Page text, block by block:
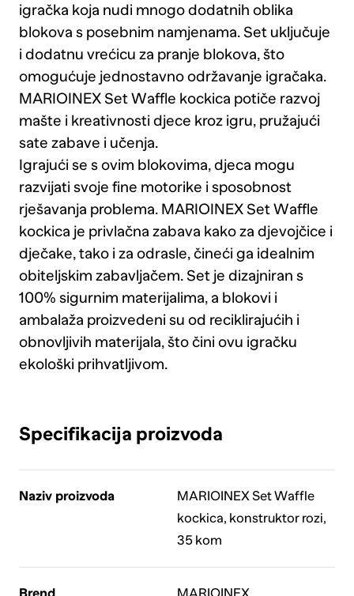
igračka koja nudi mnogo dodatnih oblika
blokova s posebnim namjenama. Set uključuje
i dodatnu vrećicu za pranje blokova, što
omogućuje jednostavno održavanje igračaka.
MARIOINEX Set Waffle kockica potiče razvoj
mašte i kreativnosti djece kroz igru, pružajući
sate zabave i učenja.
Igrajući se s ovim blokovima, djeca mogu
razvijati svoje fine motorike i sposobnost
rješavanja problema. MARIOINEX Set Waffle
kockica je privlačna zabava kako za djevojčice i
dječake, tako i za odrasle, čineći ga idealnim
obiteljskim zabavljačem. Set je dizajniran s
100% sigurnim materijalima, a blokovi i
ambalaža proizvedeni su od reciklirajućih i
obnovljivih materijala, što čini ovu igračku
ekološki prihvatljivom.
Specifikacija proizvoda
Naziv proizvoda
MARIOINEX Set Waffle
kockica, konstruktor rozi,
35 kom